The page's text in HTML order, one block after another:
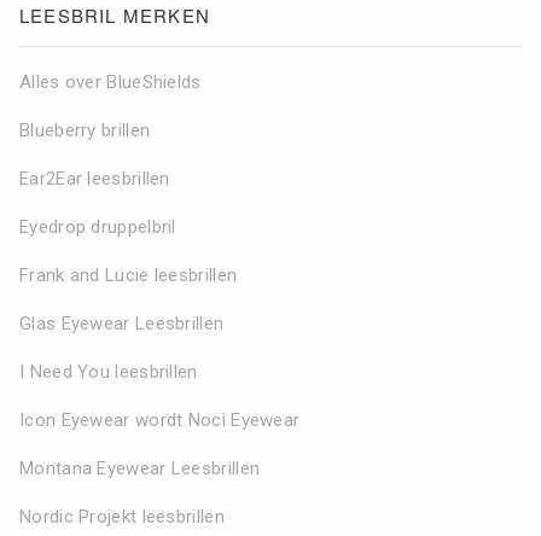
LEESBRIL MERKEN
Alles over BlueShields
Blueberry brillen
Ear2Ear leesbrillen
Eyedrop druppelbril
Frank and Lucie leesbrillen
Glas Eyewear Leesbrillen
I Need You leesbrillen
Icon Eyewear wordt Noci Eyewear
Montana Eyewear Leesbrillen
Nordic Projekt leesbrillen